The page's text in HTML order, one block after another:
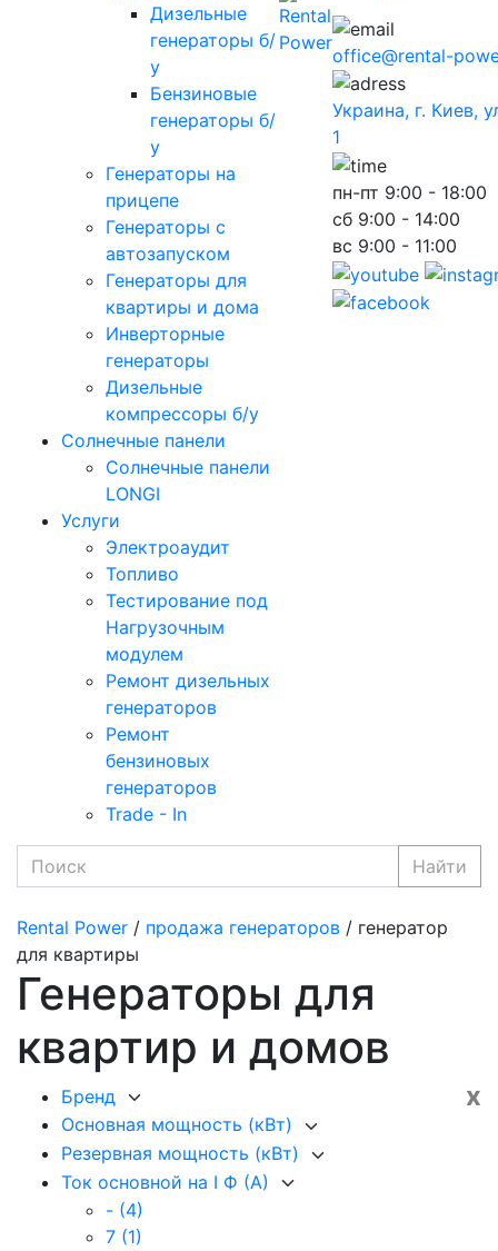
Дизельные
генераторы б/
у
Бензиновые
генераторы б/
у
Генераторы на
прицепе
Генераторы с
автозапуском
Генераторы для
квартиры и дома
Инверторные
генераторы
Дизельные
компрессоры б/у
Солнечные панели
Солнечные панели
LONGI
Услуги
Электроаудит
Топливо
Тестирование под
Нагрузочным
модулем
Ремонт дизельных
генераторов
Ремонт
бензиновых
генераторов
Trade - In
office@rental-
Украина, г. Киев,
1
пн-пт 9:00 - 18:00
сб 9:00 - 14:00
вс 9:00 - 11:00
Найти
Rental Power / продажа генераторов / генератор
для квартиры
Генераторы для
квартир и домов
x
Бренд
Основная мощность (кВт)
Резервная мощность (кВт)
Ток основной на I Ф (А)
- (4)
7 (1)